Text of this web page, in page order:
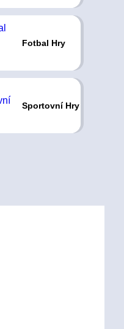
Fotbal Hry
Sportovní Hry